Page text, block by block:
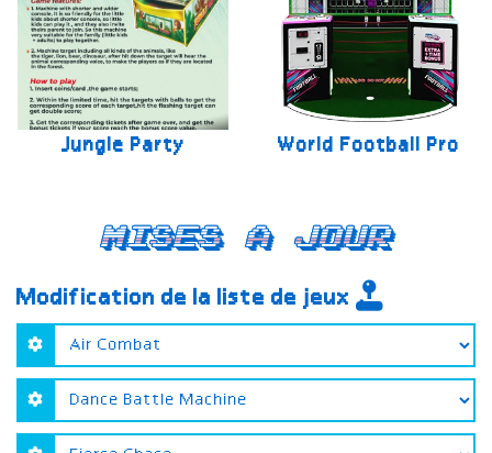
Jungle Party World Football Pro
Mises a jour
Modification de la liste de jeux